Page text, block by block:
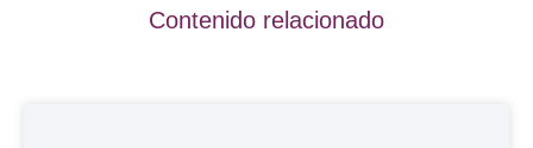
Contenido relacionado